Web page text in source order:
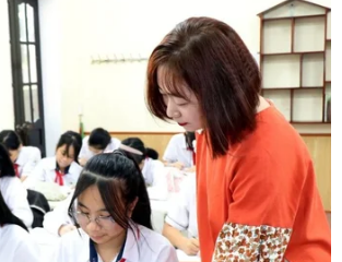
thị Nhổn-ga Hà Nội bị chậm tiến độ hoàn
mức đầu tư. (Ảnh: CTV/Vietnam+)
hoàn thành sẽ góp phần thúc
tải công cộng, giảm ùn tắc
thành phố Hà Nội, đến nay, dự